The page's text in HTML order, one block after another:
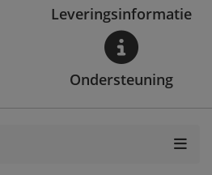
Leveringsinformatie
Ondersteuning